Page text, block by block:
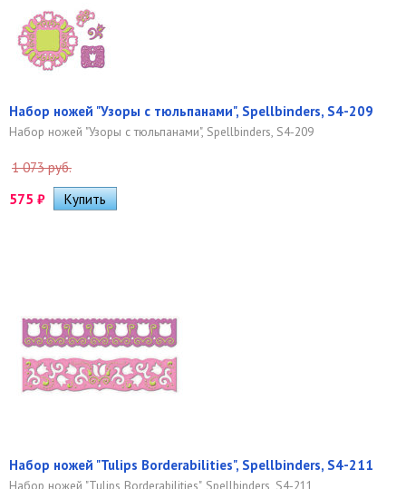
Набор ножей "Узоры с тюльпанами", Spellbinders, S4-209
Набор ножей "Узоры с тюльпанами", Spellbinders, S4-209
1 073 руб.
575 ₽
Набор ножей "Tulips Borderabilities", Spellbinders, S4-211
Набор ножей "Tulips Borderabilities", Spellbinders, S4-211